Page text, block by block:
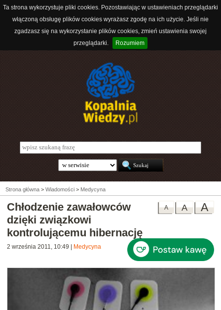
Ta strona wykorzystuje pliki cookies. Pozostawiając w ustawieniach przeglądarki
włączoną obsługę plików cookies wyrażasz zgodę na ich użycie. Jeśli nie
zgadzasz się na wykorzystanie plików cookies, zmień ustawienia swojej
przeglądarki.
Rozumiem
Strona główna > Wiadomości > Medycyna
A
A
A
Chłodzenie zawałowców
dzięki związkowi
kontrolującemu hibernację
2 września 2011, 10:49 Medycyna